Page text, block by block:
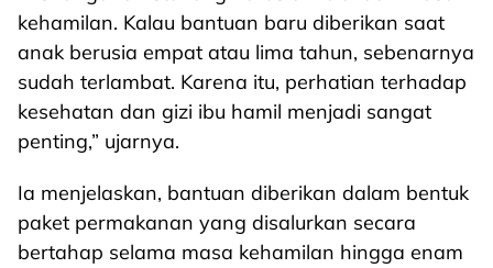
kehamilan. Kalau bantuan baru diberikan saat
anak berusia empat atau lima tahun, sebenarnya
sudah terlambat. Karena itu, perhatian terhadap
kesehatan dan gizi ibu hamil menjadi sangat
penting,” ujarnya.
Ia menjelaskan, bantuan diberikan dalam bentuk
paket permakanan yang disalurkan secara
bertahap selama masa kehamilan hingga enam